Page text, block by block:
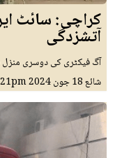
کراچی: سائٹ
آتشزدگی
آگ فیکٹری کی دوسری منزل
شائع18 جون 2024